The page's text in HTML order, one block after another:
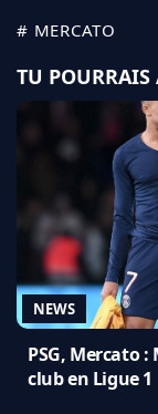
# MERCATO
TU
NEWS
PSG, Mercato
club en Ligue 1